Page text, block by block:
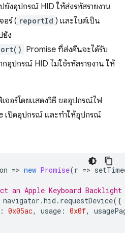
ยังอุปกรณ์ HID ให้ส่งรหัสรายงาน
อร์ ( reportId ) และไบต์เป็น
ยัง
Promise ที่ส่งคืนจะได้รับ
กอุปกรณ์ HID ไม่ใช้รหัสรายงาน ให้
เจอร์โดยแสดงวิธี ขออุปกรณ์ไฟ
ปิดอุปกรณ์ และทำให้อุปกรณ์
=> new Promise(r =>
an Apple Keyboard
navigator .hid . requestDevice({
: 0x05ac, usage : 0x0f,